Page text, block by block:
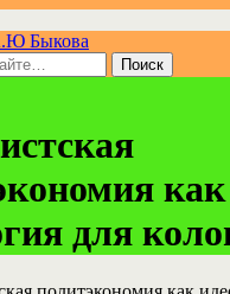
Быкова
как
для